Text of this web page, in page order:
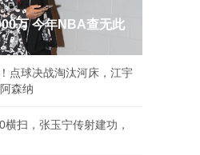
万 今年NBA查无此
点球决战淘汰河床，江宇
森纳
扫，张玉宁传射建功，